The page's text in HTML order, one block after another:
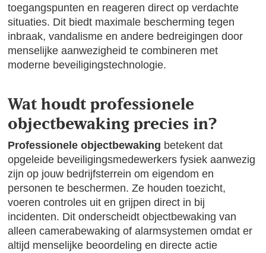
toegangspunten en reageren direct op verdachte
situaties. Dit biedt maximale bescherming tegen
inbraak, vandalisme en andere bedreigingen door
menselijke aanwezigheid te combineren met
moderne beveiligingstechnologie.
Wat houdt professionele
objectbewaking precies in?
Professionele objectbewaking betekent dat
opgeleide beveiligingsmedewerkers fysiek aanwezig
zijn op jouw bedrijfsterrein om eigendom en
personen te beschermen. Ze houden toezicht,
voeren controles uit en grijpen direct in bij
incidenten. Dit onderscheidt objectbewaking van
alleen camerabewaking of alarmsystemen omdat er
altijd menselijke beoordeling en directe actie